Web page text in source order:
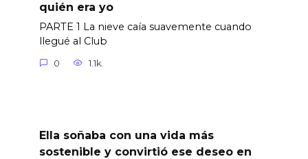
quién era yo
PARTE 1 La nieve caía suavemente cuando
llegué al Club
0 1.1k.
Ella soñaba con una vida más
sostenible y convirtió ese deseo en